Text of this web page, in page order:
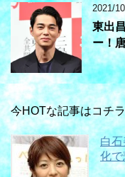
2021/
東出
ー！
今HOTな記事はコチ
白
化